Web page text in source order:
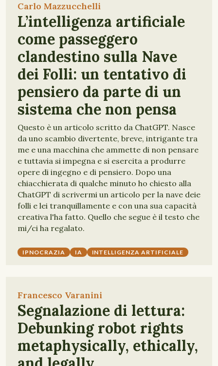
Carlo Mazzucchelli
L’intelligenza artificiale
come passeggero
clandestino sulla Nave
dei Folli: un tentativo di
pensiero da parte di un
sistema che non pensa
Questo è un articolo scritto da ChatGPT. Nasce
da uno scambio divertente, breve, intrigante tra
me e una macchina che ammette di non pensare
e tuttavia si impegna e si esercita a produrre
opere di ingegno e di pensiero. Dopo una
chiacchierata di qualche minuto ho chiesto alla
ChatGPT di scrivermi un articolo per la nave deie
folli e lei tranquillamente e con una sua capacità
creativa l'ha fatto. Quello che segue è il testo che
mi/ci ha regalato.
IPNOCRAZIA IA INTELLIGENZA ARTIFICIALE
Francesco Varanini
Segnalazione di lettura:
Debunking robot rights
metaphysically, ethically,